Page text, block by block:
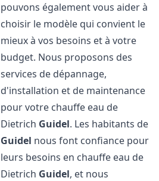
pouvons également vous aider à
choisir le modèle qui convient le
mieux à vos besoins et à votre
budget. Nous proposons des
services de dépannage,
d'installation et de maintenance
pour votre chauffe eau de
Dietrich Guidel. Les habitants de
Guidel nous font confiance pour
leurs besoins en chauffe eau de
Dietrich Guidel, et nous